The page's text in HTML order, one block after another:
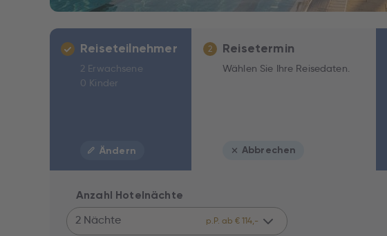
Reiseteilnehmer
2 Erwachsene
0 Kinder
Ändern
2 Reisetermin
Wählen Sie Ihre Reisedaten.
Abbrechen
Anzahl Hotelnächte
2 Nächte
p.P. ab € 114,-